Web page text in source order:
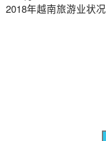
2018年越南旅游业状况